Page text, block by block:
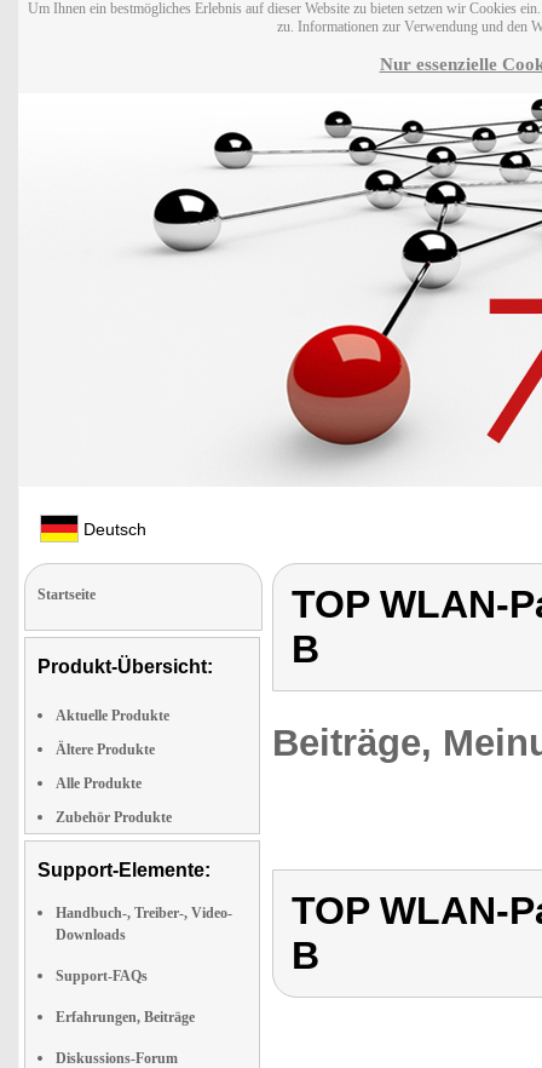
Um Ihnen ein bestmögliches Erlebnis auf dieser Website zu bieten setzen wir Cookies
zu. Informationen zur Verwendung und den
Nur essenzielle
Deutsch
Startseite
Produkt-Übersicht:
Aktuelle Produkte
Ältere Produkte
Alle Produkte
Zubehör Produkte
Support-Elemente:
Handbuch-, Treiber-, Video-
Downloads
Support-FAQs
Erfahrungen, Beiträge
Diskussions-Forum
TOP WLAN-
B
Beiträge,
TOP WLAN-
B